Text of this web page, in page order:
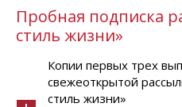
Пробная подписка
стиль жизни»
Копии первых трех
свежеоткрытой
стиль жизни»